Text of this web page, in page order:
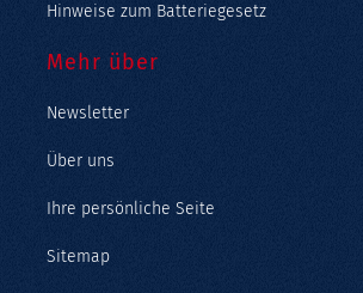
Hinweise zum Batteriegesetz
Mehr über
Newsletter
Über uns
Ihre persönliche Seite
Sitemap